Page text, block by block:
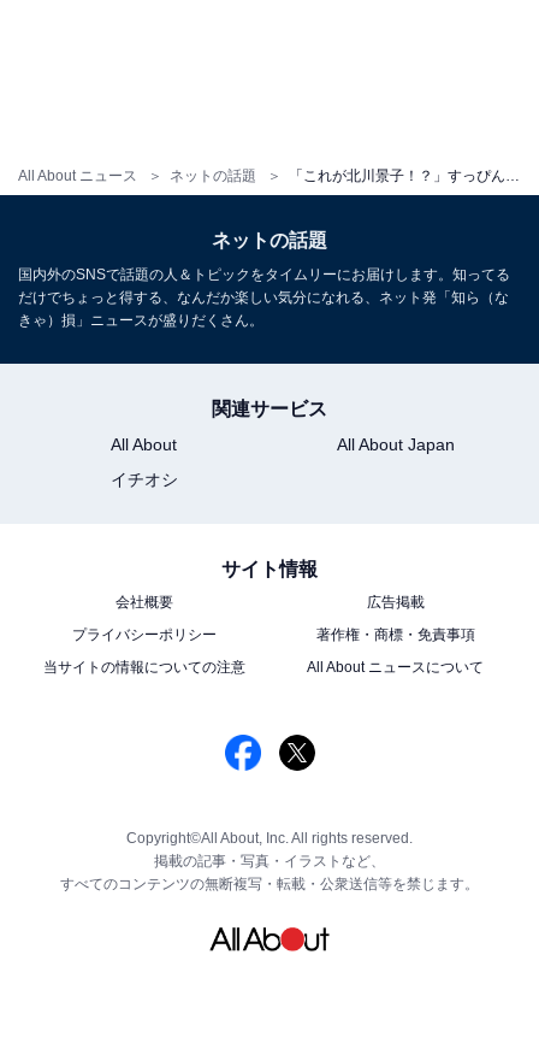
All About ニュース ネットの話題
ネットの話題
国内外のSNSで話題の人＆トピックをタイムリーにお届けします。知ってる
だけでちょっと得する、なんだか楽しい気分になれる、ネット発「知ら（な
きゃ）損」ニュースが盛りだくさん。
関連サービス
All About
All About Japan
イチオシ
サイト情報
会社概要
広告掲載
プライバシーポリシー
著作権・商標・免責事項
当サイトの情報についての注意
All About ニュースについて
Copyright©All About, Inc. All rights reserved.
掲載の記事・写真・イラストなど、
すべてのコンテンツの無断複写・転載・公衆送信等を禁じます。